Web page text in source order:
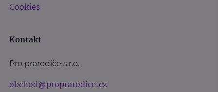
Cookies
Kontakt
Pro prarodiče s.r.o.
obchod@proprarodice.cz